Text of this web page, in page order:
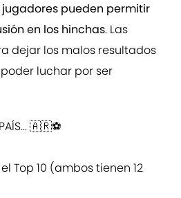
jugadores pueden permitir
en los hinchas. Las
dejar los malos resultados
luchar por ser
🇦🇷⚽
Top 10 (ambos tienen 12